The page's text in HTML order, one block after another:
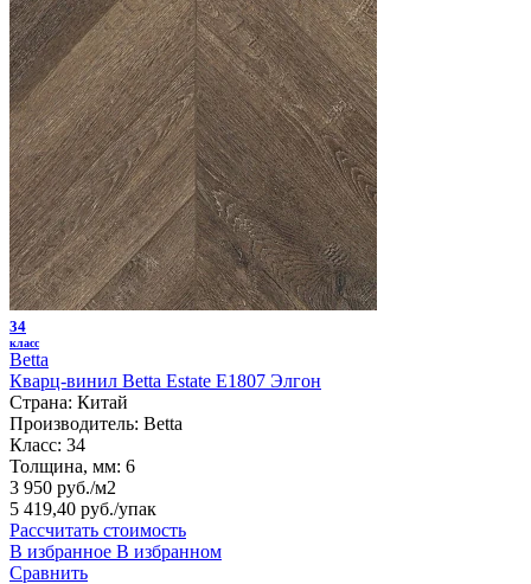
34
класс
Betta
Кварц-винил Betta Estate E1807 Элгон
Страна: Китай
Производитель: Betta
Класс: 34
Толщина, мм: 6
3 950 руб./м2
5 419,40 руб./упак
Рассчитать стоимость
В избранное В избранном
Сравнить